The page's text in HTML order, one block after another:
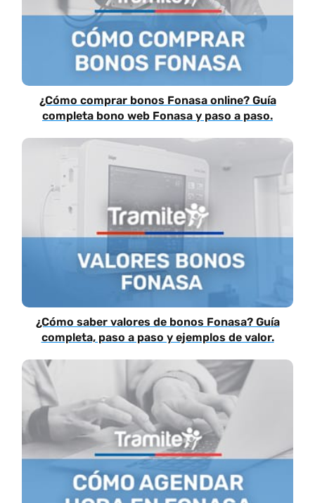
¿Cómo comprar bonos Fonasa online? Guía
completa bono web Fonasa y paso a paso.
¿Cómo saber valores de bonos Fonasa? Guía
completa, paso a paso y ejemplos de valor.